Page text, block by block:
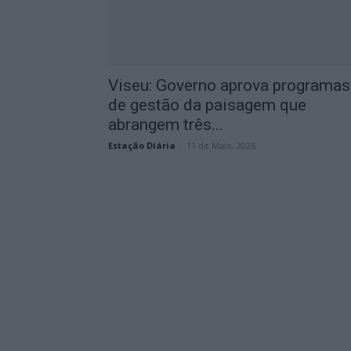
Viseu: Governo aprova programas
de gestão da paisagem que
abrangem três...
Estação Diária 11 de Maio, 2026